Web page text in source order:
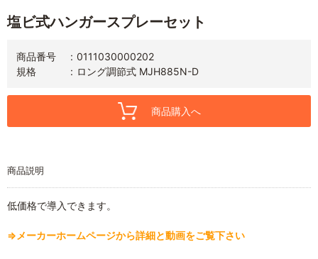
塩ビ式ハンガースプレーセット
商品番号
0111030000202
規格
ロング調節式 MJH885N-D
商品購入へ
商品説明
低価格で導入できます。
⇒メーカーホームページから詳細と動画をご覧下さい